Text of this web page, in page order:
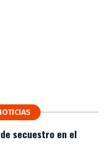
secuestro en el